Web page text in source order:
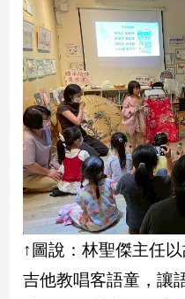
影
音
專
區
合
作
媒
體
↑圖說：林聖傑主任
吉他教唱客語童，讓